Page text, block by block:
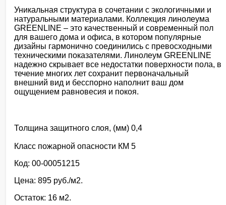
Уникальная структура в сочетании с экологичными и
натуральными материалами. Коллекция линолеума
GREENLINE – это качественный и современный пол
для вашего дома и офиса, в котором популярные
дизайны гармонично соединились с превосходными
техническими показателями. Линолеум GREENLINE
надежно скрывает все недостатки поверхности пола, в
течение многих лет сохранит первоначальный
внешний вид и бесспорно наполнит ваш дом
ощущением равновесия и покоя.
Толщина защитного слоя, (мм) 0,4
Класс пожарной опасности КМ 5
Код: 00-00051215
Цена: 895 руб./м2.
Остаток: 16 м2.